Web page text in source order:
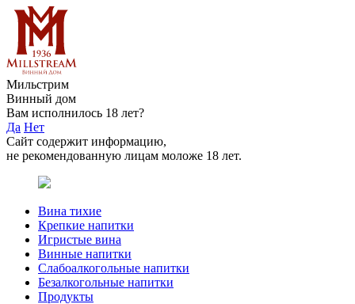
Мильстрим
Винный дом
Вам исполнилось 18 лет?
Да Нет
Сайт содержит информацию,
не рекомендованную лицам моложе 18 лет.
Вина тихие
Крепкие напитки
Игристые вина
Винные напитки
Слабоалкогольные напитки
Безалкогольные напитки
Продукты